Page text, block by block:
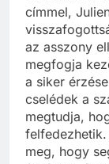
A történet
címmel,
az asszony
megfogja
a siker
cselédek a
megtudja,